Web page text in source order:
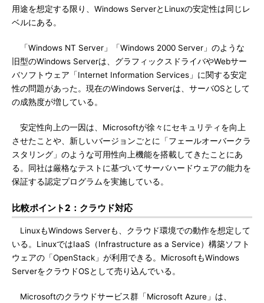
用途を想定する限り、Windows ServerとLinuxの安定性は同じレ
ベルにある。
「Windows NT Server」「Windows 2000 Server」のような
旧型のWindows Serverは、グラフィックスドライバやWebサー
バソフトウェア「Internet Information Services」に関する安定
性の問題があった。現在のWindows Serverは、サーバOSとして
の成熟度が増している。
安定性向上の一因は、Microsoftが徐々にセキュリティを向上
させたことや、新しいバージョンごとに「フェールオーバークラ
スタリング」のような可用性向上機能を搭載してきたことにあ
る。同社は厳格なテストに基づいてサーバハードウェアの能力を
保証する認定プログラムを実施している。
比較ポイント2：クラウド対応
LinuxもWindows Serverも、クラウド環境での動作を想定して
いる。LinuxではIaaS（Infrastructure as a Service）構築ソフト
ウェアの「OpenStack」が利用できる。MicrosoftもWindows
ServerをクラウドOSとして売り込んでいる。
Microsoftのクラウドサービス群「Microsoft Azure」は、